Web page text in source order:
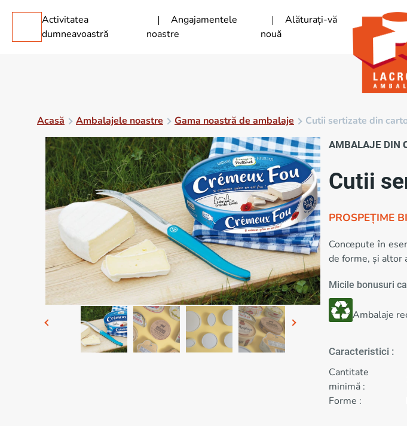
Activitatea
dumneavoastră
Angajamentele
noastre
Alăturați-vă
nouă
Acasă Ambalajele noastre Gama noastră de ambalaje Cutii sertizate din
AMBALAJE DIN
Cutii
PROSPEȚIME
Concepute în
de forme, și altor
Micile bonusuri
Ambalaje
Caracteristici :
Cantitate
minimă :
Forme :